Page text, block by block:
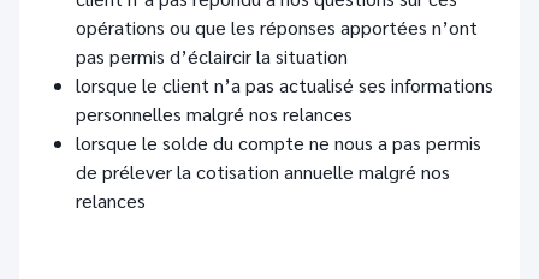
opérations ou que les réponses apportées n’ont
pas permis d’éclaircir la situation
lorsque le client n’a pas actualisé ses informations
personnelles malgré nos relances
lorsque le solde du compte ne nous a pas permis
de prélever la cotisation annuelle malgré nos
relances